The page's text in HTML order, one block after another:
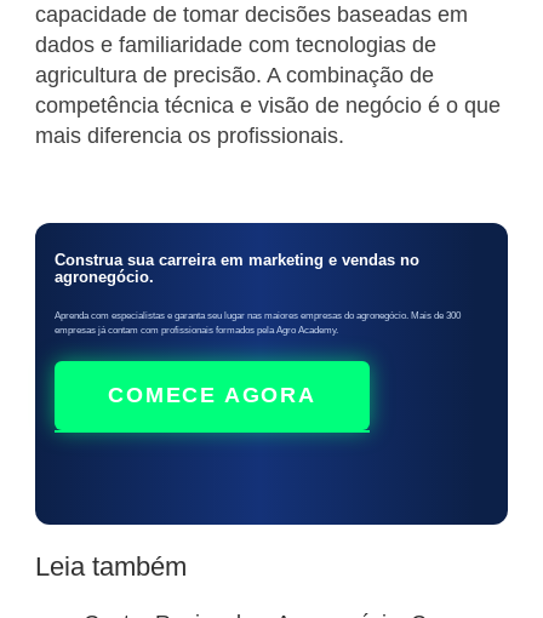
capacidade de tomar decisões baseadas em
dados e familiaridade com tecnologias de
agricultura de precisão. A combinação de
competência técnica e visão de negócio é o que
mais diferencia os profissionais.
Construa sua carreira em marketing e vendas no
agronegócio.
Aprenda com especialistas e garanta seu lugar nas maiores empresas do agronegócio. Mais de 300
empresas já contam com profissionais formados pela Agro Academy.
COMECE AGORA
Leia também